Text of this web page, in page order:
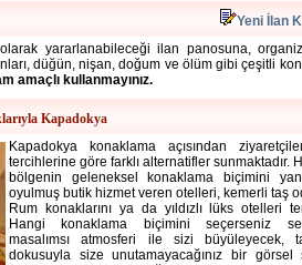
Yeni İlan
yararlanabileceği ilan panosuna,
düğün, nişan, doğum ve ölüm gibi çeşitli
amaçlı kullanmayınız.
Kapadokya
Kapadokya konaklama
açısından
tercihlerine göre farklı alternatifler sunmaktadır.
bölgenin geleneksel konaklama biçimini
oyulmuş butik hizmet veren otelleri, kemerli taş
Rum konaklarını ya da yıldızlı lüks otelleri
Hangi konaklama biçimini seçerseniz
masalımsı atmosferi ile sizi büyüleyecek,
dokusuyla size unutamayacağınız bir görsel